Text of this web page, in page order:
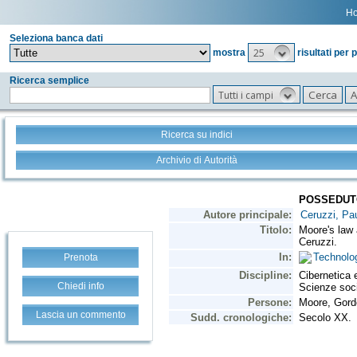
Seleziona banca dati
mostra
25 risultati per
Ricerca semplice
Tutti i campi
Ricerca su indici
Archivio di Autorità
Prenota
Chiedi info
Lascia un commento